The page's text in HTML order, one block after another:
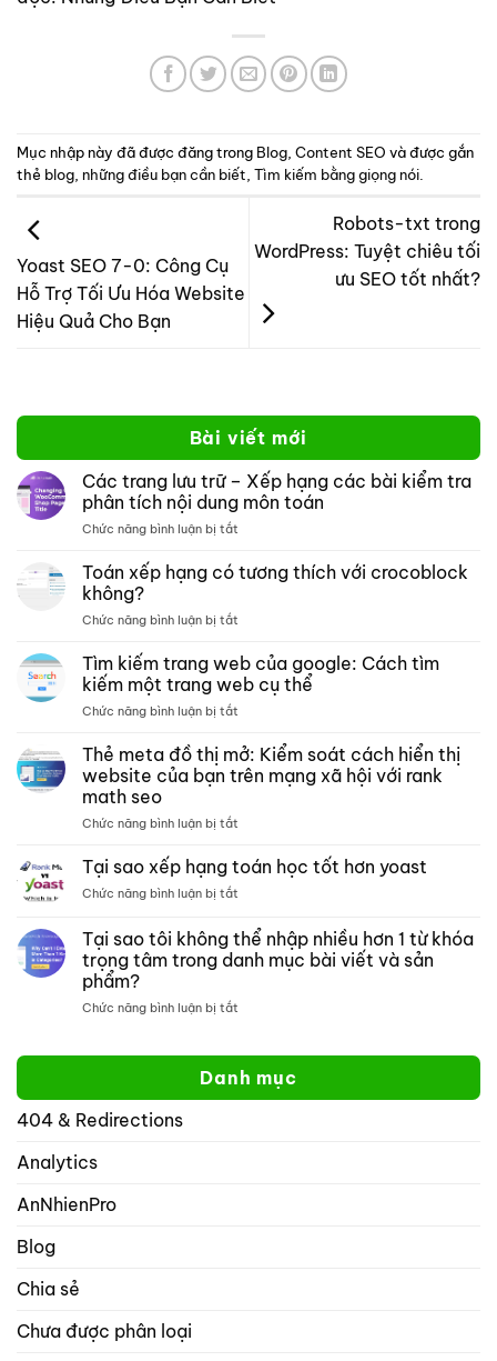
Mục nhập này đã được đăng trong Blog Content SEO và được gắn
thẻ blog những điều bạn cần biết Tìm kiếm bằng giọng nói
Yoast SEO 7-0: Công Cụ
Hỗ Trợ Tối Ưu Hóa Website
Hiệu Quả Cho Bạn
Robots-txt trong
WordPress: Tuyệt chiêu tối
ưu SEO tốt nhất?
Bài viết mới
Các trang lưu trữ – Xếp hạng các bài kiểm tra
phân tích nội dung môn toán
Chức năng bình luận bị tắt
trang
các
bài
tích
nội
Toán xếp hạng có tương thích với crocoblock
không?
Chức năng bình luận bị tắt
xếp
hạng
có
với
crocoblock
Tìm kiếm trang web của google: Cách tìm
kiếm một trang web cụ thể
Chức năng bình luận bị tắt
kiếm
trang
web
tìm
web
cụ
Thẻ meta đồ thị mở: Kiểm soát cách hiển thị
website của bạn trên mạng xã hội với rank
math seo
Chức năng bình luận bị tắt
meta
Kiểm
soát
bạn
trên
Tại sao xếp hạng toán học tốt hơn yoast
Chức năng bình luận bị tắt
sao
xếp
hạng
Tại sao tôi không thể nhập nhiều hơn 1 từ khóa
trọng tâm trong danh mục bài viết và sản
phẩm?
Chức năng bình luận bị tắt
không
thể
Danh mục
404 & Redirections
Analytics
AnNhienPro
Blog
Chia sẻ
Chưa được phân loại